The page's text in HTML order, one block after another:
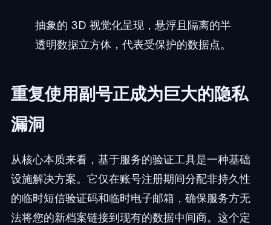
抽象的 3D 视觉化呈现，悬浮且隔离的半
透明数据立方体，代表受保护的数据点。
重复使用副号正成为巨大的隐私
漏洞
从核心本质来看，基于服务的验证工具是一种基础
设施解决方案。它仅在账号注册期间分配非持久性
的临时短信验证码和临时电子邮箱，确保服务方无
法将您的新档案链接到现有的数据中间商。这个定